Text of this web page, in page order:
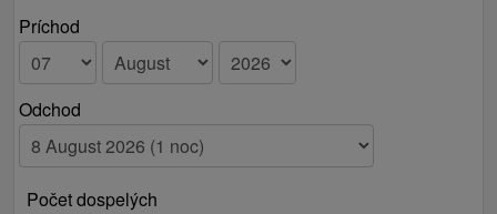
Príchod
Odchod
Počet dospelých